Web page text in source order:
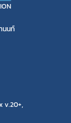
นนท์
v.20+,